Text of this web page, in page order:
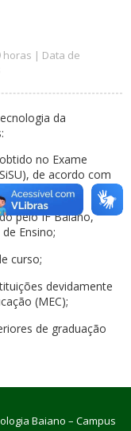
horas | Data de
da
no Exame
de acordo com
pelo IF Baiano,
Ensino;
curso;
devidamente
(MEC);
de graduação
Baiano – Campus